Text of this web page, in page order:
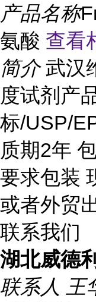
产品名称
氨酸 查看
简介 武汉
度试剂产
标/USP/
质期2年
要求包装
或者外贸
联系我们
湖北威德
联系人 王